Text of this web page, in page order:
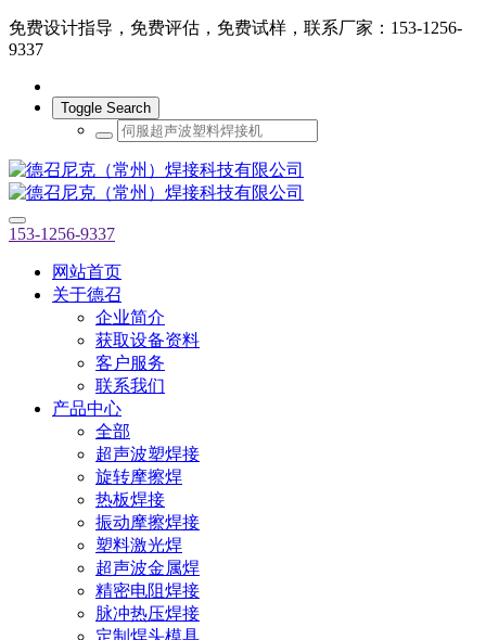
免费设计指导，免费评估，免费试样，联系厂家：153-1256-
9337
Toggle Search
153-1256-9337
网站首页
关于德召
企业简介
获取设备资料
客户服务
联系我们
产品中心
全部
超声波塑焊接
旋转摩擦焊
热板焊接
振动摩擦焊接
塑料激光焊
超声波金属焊
精密电阻焊接
脉冲热压焊接
定制焊头模具